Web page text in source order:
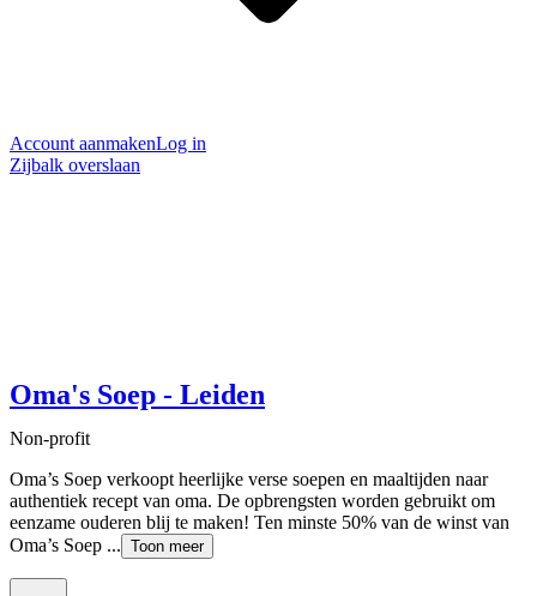
Account aanmakenLog in
Zijbalk overslaan
Oma's Soep - Leiden
Non-profit
Oma’s Soep verkoopt heerlijke verse soepen en maaltijden naar
authentiek recept van oma. De opbrengsten worden gebruikt om
eenzame ouderen blij te maken! Ten minste 50% van de winst van
Oma’s Soep ... Toon meer